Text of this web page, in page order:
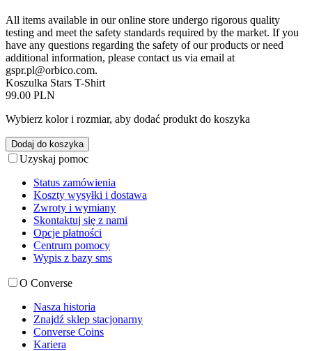
All items available in our online store undergo rigorous quality
testing and meet the safety standards required by the market. If you
have any questions regarding the safety of our products or need
additional information, please contact us via email at
gspr.pl@orbico.com.
Koszulka Stars T-Shirt
99.00 PLN
Wybierz kolor i rozmiar, aby dodać produkt do koszyka
Dodaj do koszyka
Uzyskaj pomoc
Status zamówienia
Koszty wysyłki i dostawa
Zwroty i wymiany
Skontaktuj się z nami
Opcje płatności
Centrum pomocy
Wypis z bazy sms
O Converse
Nasza historia
Znajdź sklep stacjonarny
Converse Coins
Kariera